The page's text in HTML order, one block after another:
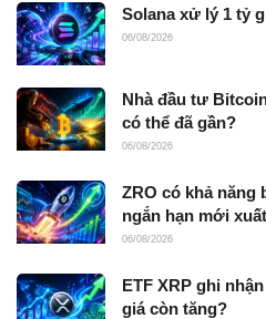
Solana xử lý 1 tỷ
06/08/2026
Nhà đầu tư
có thể đã gần?
06/08/2026
ZRO có khả năng
ngắn hạn mới
06/08/2026
ETF XRP ghi
giá còn tăng?